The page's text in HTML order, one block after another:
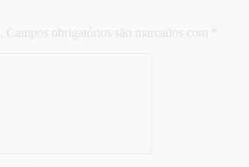
Campos obrigatórios são marcados com